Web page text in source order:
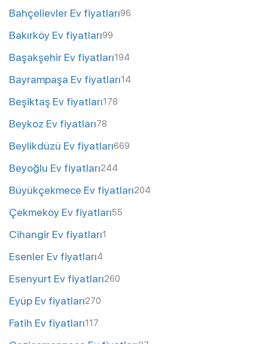
Bahçelievler Ev fiyatları96
Bakırköy Ev fiyatları99
Başakşehir Ev fiyatları194
Bayrampaşa Ev fiyatları14
Beşiktaş Ev fiyatları178
Beykoz Ev fiyatları78
Beylikdüzü Ev fiyatları669
Beyoğlu Ev fiyatları244
Büyükçekmece Ev fiyatları204
Çekmeköy Ev fiyatları55
Cihangir Ev fiyatları1
Esenler Ev fiyatları4
Esenyurt Ev fiyatları260
Eyüp Ev fiyatları270
Fatih Ev fiyatları117